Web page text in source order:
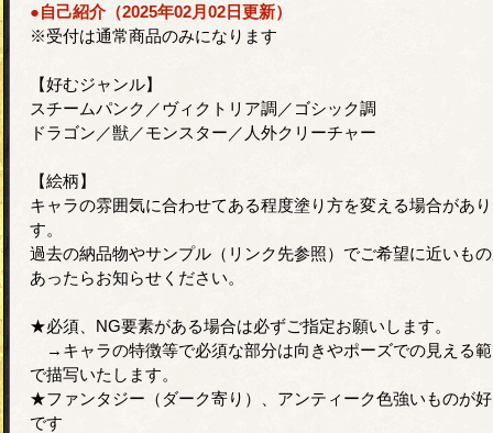
●自己紹介（2025年02月02日更新）
※受付は通常商品のみになります
【好むジャンル】
スチームパンク／ヴィクトリア調／ゴシック調
ドラゴン／獣／モンスター／人外クリーチャー
【絵柄】
キャラの雰囲気に合わせてある程度塗り方を変える場合があ
す。
過去の納品物やサンプル（リンク先参照）でご希望に近いも
あったらお知らせください。
★必須、NG要素がある場合は必ずご指定お願いします。
→キャラの特徴等で必須な部分は向きやポーズでの見える
で描写いたします。
★ファンタジー（ダーク寄り）、アンティーク色強いものが
です